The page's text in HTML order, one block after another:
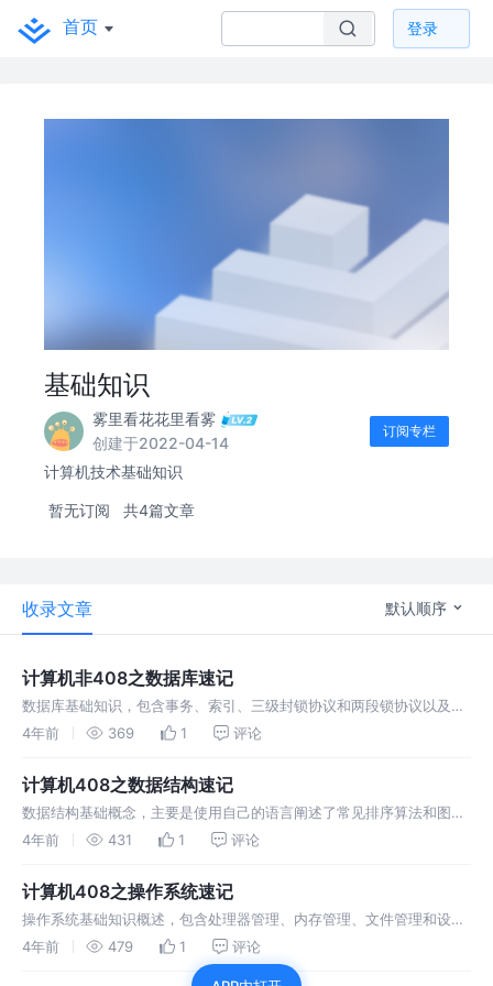
首页 登录
基础知识
雾里看花花里看雾
创建于2022-04-14
订阅专栏
计算机技术基础知识
暂无订阅 共4篇文章
收录文章 默认顺序
计算机非408之数据库速记
数据库基础知识，包含事务、索引、三级封锁协议和两段锁协议以及数
据库范式等知识，可用于考试或者面试奥。
4年前 369 1 评论
计算机408之数据结构速记
数据结构基础概念，主要是使用自己的语言阐述了常见排序算法和图的
相关应用知识，可以用于考试或者面试啦。
4年前 431 1 评论
计算机408之操作系统速记
操作系统基础知识概述，包含处理器管理、内存管理、文件管理和设备
管理等方面的知识，可以用于考试或者面试。
4年前 479 1 评论